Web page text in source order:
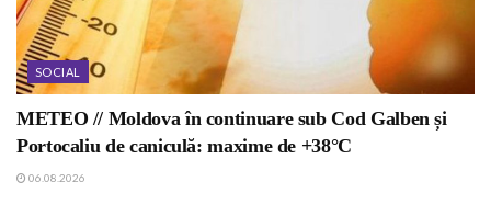
SOCIAL
METEO // Moldova în continuare sub Cod Galben și
Portocaliu de caniculă: maxime de +38°C
06.08.2026